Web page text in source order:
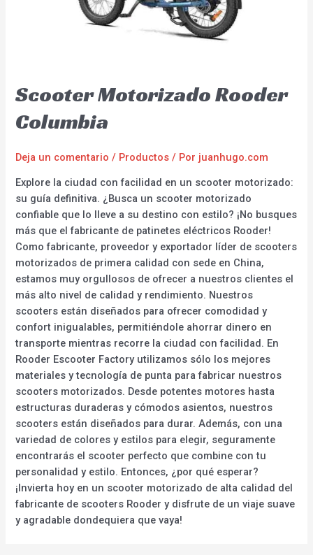
Scooter Motorizado Rooder
Columbia
Deja un comentario / Productos / Por juanhugo.com
Explore la ciudad con facilidad en un scooter motorizado:
su guía definitiva. ¿Busca un scooter motorizado
confiable que lo lleve a su destino con estilo? ¡No busques
más que el fabricante de patinetes eléctricos Rooder!
Como fabricante, proveedor y exportador líder de scooters
motorizados de primera calidad con sede en China,
estamos muy orgullosos de ofrecer a nuestros clientes el
más alto nivel de calidad y rendimiento. Nuestros
scooters están diseñados para ofrecer comodidad y
confort inigualables, permitiéndole ahorrar dinero en
transporte mientras recorre la ciudad con facilidad. En
Rooder Escooter Factory utilizamos sólo los mejores
materiales y tecnología de punta para fabricar nuestros
scooters motorizados. Desde potentes motores hasta
estructuras duraderas y cómodos asientos, nuestros
scooters están diseñados para durar. Además, con una
variedad de colores y estilos para elegir, seguramente
encontrarás el scooter perfecto que combine con tu
personalidad y estilo. Entonces, ¿por qué esperar?
¡Invierta hoy en un scooter motorizado de alta calidad del
fabricante de scooters Rooder y disfrute de un viaje suave
y agradable dondequiera que vaya!